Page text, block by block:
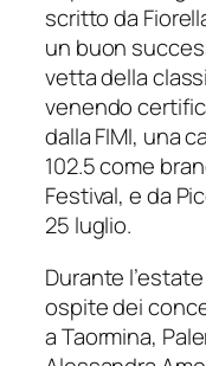
scritto da
un buon
vetta della
venendo
dalla FIMI, una
102.5 come
Festival, e da
25 luglio.
Durante
ospite dei
a Taormina,